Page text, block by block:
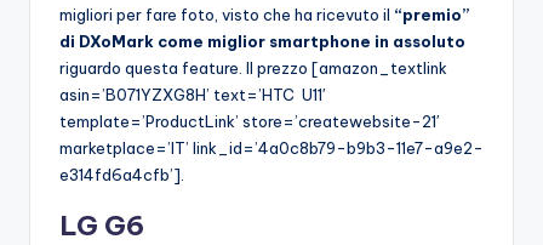
migliori per fare foto, visto che ha ricevuto il “premio”
di DXoMark come miglior smartphone in assoluto
riguardo questa feature. Il prezzo [amazon_textlink
asin=’B071YZXG8H’ text=’HTC U11′
template=’ProductLink’ store=’createwebsite-21′
marketplace=’IT’ link_id=’4a0c8b79-b9b3-11e7-a9e2-
e314fd6a4cfb’].
LG G6